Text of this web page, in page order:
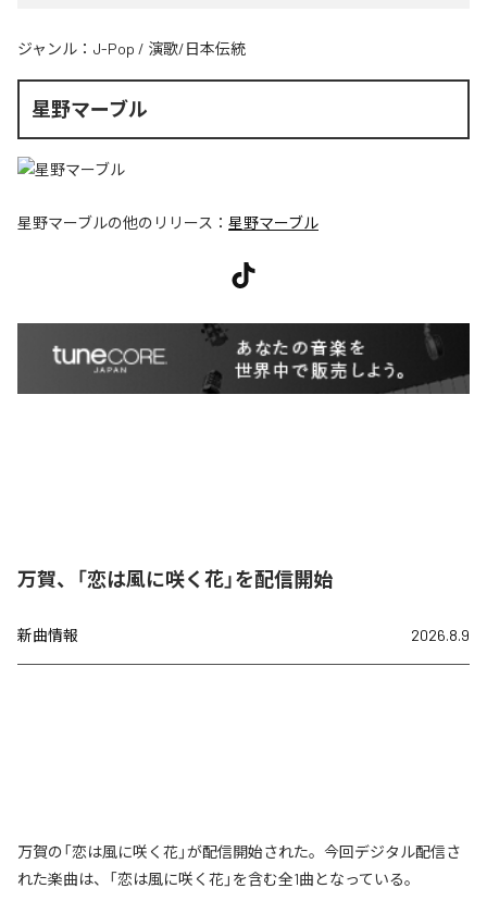
ジャンル： J-Pop / 演歌/日本伝統
星野マーブル
星野マーブルの他のリリース： 星野マーブル
万賀、「恋は風に咲く花」を配信開始
新曲情報 2026.8.9
万賀の「恋は風に咲く花」が配信開始された。今回デジタル配信さ
れた楽曲は、「恋は風に咲く花」を含む全1曲となっている。